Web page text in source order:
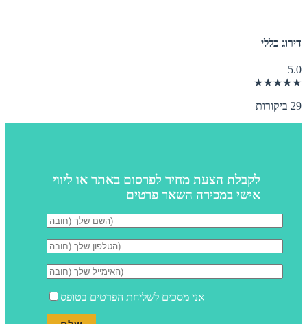
דירוג כללי
5.0
★★★★★
29 ביקורות
לקבלת הצעת מחיר לפרסום באתר או ליווי
אישי במכירה השאר פרטים
אני מסכים לשליחת הפרטים בטופס